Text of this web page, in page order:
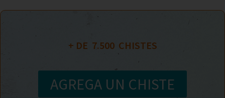
+ DE 7.500
  CHISTES
AGREGA UN CHISTE